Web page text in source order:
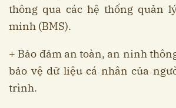
thông qua các hệ thống quản
minh (BMS).
+ Bảo đảm an toàn, an ninh
bảo vệ dữ liệu cá nhân của
trình.